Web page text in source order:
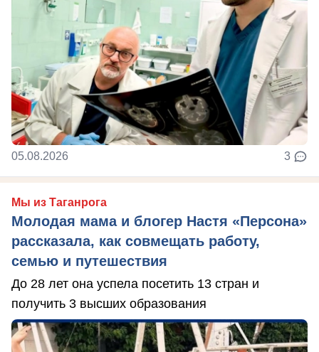
05.08.2026 3
Мы из Таганрога
Молодая мама и блогер Настя «Персона»
рассказала, как совмещать работу,
семью и путешествия
До 28 лет она успела посетить 13 стран и
получить 3 высших образования